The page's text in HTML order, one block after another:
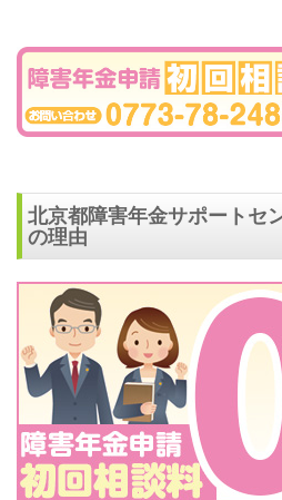
北京都障害年金サポートセ
の理由